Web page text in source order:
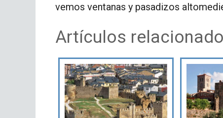
vemos ventanas y pasadizos
Artículos